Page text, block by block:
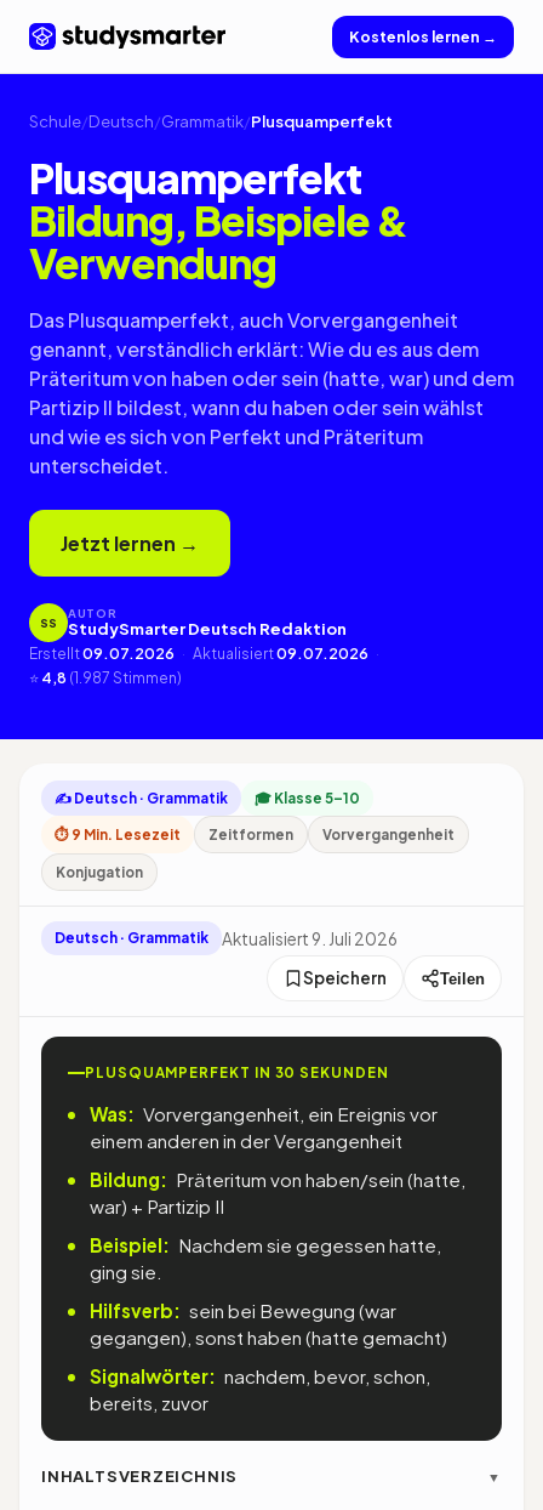
Kostenlos lernen →
Schule/Deutsch/Grammatik/Plusquamperfekt
Plusquamperfekt
Bildung, Beispiele &
Verwendung
Das Plusquamperfekt, auch Vorvergangenheit
genannt, verständlich erklärt: Wie du es aus dem
Präteritum von haben oder sein (hatte, war) und dem
Partizip II bildest, wann du haben oder sein wählst
und wie es sich von Perfekt und Präteritum
unterscheidet.
Jetzt lernen →
SS
AUTOR
StudySmarter Deutsch Redaktion
Erstellt09.07.2026 · Aktualisiert09.07.2026 ·
⭐ 4,8 (1.987 Stimmen)
✍️ Deutsch · Grammatik
🎓 Klasse 5–10
⏱ 9 Min. Lesezeit
Zeitformen Vorvergangenheit
Konjugation
Deutsch · Grammatik
Aktualisiert 9. Juli 2026
Speichern
Teilen
PLUSQUAMPERFEKT IN 30 SEKUNDEN
Was: Vorvergangenheit, ein Ereignis vor
einem anderen in der Vergangenheit
Bildung: Präteritum von haben/sein (hatte,
war) + Partizip II
Beispiel: Nachdem sie gegessen hatte,
ging sie.
Hilfsverb: sein bei Bewegung (war
gegangen), sonst haben (hatte gemacht)
Signalwörter: nachdem, bevor, schon,
bereits, zuvor
INHALTSVERZEICHNIS ▼